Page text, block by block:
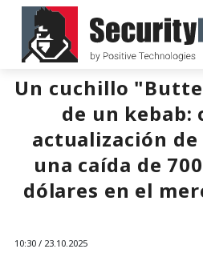
Un cuchillo
de un kebab:
actualización de
una caída de
dólares en el
10:30 / 23.10.2025